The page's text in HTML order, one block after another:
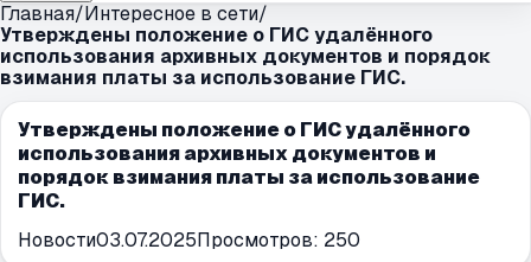
Главная/Интересное в сети/
Утверждены положение о ГИС удалённого
использования архивных документов и порядок
взимания платы за использование ГИС.
Утверждены положение о ГИС удалённого
использования архивных документов и
порядок взимания платы за использование
ГИС.
Новости03.07.2025Просмотров: 250